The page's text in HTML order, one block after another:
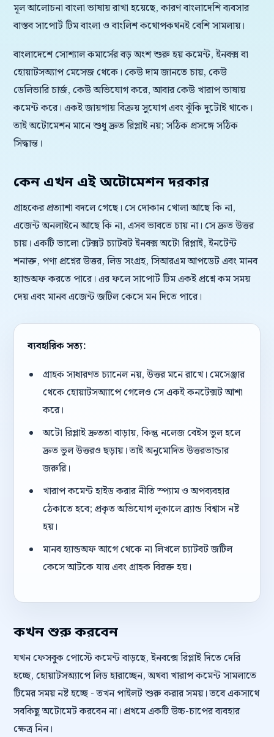
মূল আলোচনা বাংলা ভাষায় রাখা হয়েছে, কারণ বাংলাদেশি ব্যবসার
বাস্তব সাপোর্ট টিম বাংলা ও বাংলিশ কথোপকথনই বেশি সামলায়।
বাংলাদেশে সোশ্যাল কমার্সের বড় অংশ শুরু হয় কমেন্ট, ইনবক্স বা
হোয়াটসঅ্যাপ মেসেজ থেকে। কেউ দাম জানতে চায়, কেউ
ডেলিভারি চার্জ, কেউ অভিযোগ করে, আবার কেউ খারাপ ভাষায়
কমেন্ট করে। একই জায়গায় বিক্রয় সুযোগ এবং ঝুঁকি দুটোই থাকে।
তাই অটোমেশন মানে শুধু দ্রুত রিপ্লাই নয়; সঠিক প্রসঙ্গে সঠিক
সিদ্ধান্ত।
কেন এখন এই অটোমেশন দরকার
গ্রাহকের প্রত্যাশা বদলে গেছে। সে দোকান খোলা আছে কি না,
এজেন্ট অনলাইনে আছে কি না, এসব ভাবতে চায় না। সে দ্রুত উত্তর
চায়। একটি ভালো টেক্সট চ্যাটবট ইনবক্স অটো রিপ্লাই, ইনটেন্ট
শনাক্ত, পণ্য প্রশ্নের উত্তর, লিড সংগ্রহ, সিআরএম আপডেট এবং মানব
হ্যান্ডঅফ করতে পারে। এর ফলে সাপোর্ট টিম একই প্রশ্নে কম সময়
দেয় এবং মানব এজেন্ট জটিল কেসে মন দিতে পারে।
ব্যবহারিক সত্য:
গ্রাহক সাধারণত চ্যানেল নয়, উত্তর মনে রাখে। মেসেঞ্জার
থেকে হোয়াটসঅ্যাপে গেলেও সে একই কনটেক্সট আশা
করে।
অটো রিপ্লাই দ্রুততা বাড়ায়, কিন্তু নলেজ বেইস ভুল হলে
দ্রুত ভুল উত্তরও ছড়ায়। তাই অনুমোদিত উত্তরভান্ডার
জরুরি।
খারাপ কমেন্ট হাইড করার নীতি স্প্যাম ও অপব্যবহার
ঠেকাতে হবে; প্রকৃত অভিযোগ লুকালে ব্র্যান্ড বিশ্বাস নষ্ট
হয়।
মানব হ্যান্ডঅফ আগে থেকে না লিখলে চ্যাটবট জটিল
কেসে আটকে যায় এবং গ্রাহক বিরক্ত হয়।
কখন শুরু করবেন
যখন ফেসবুক পোস্টে কমেন্ট বাড়ছে, ইনবক্সে রিপ্লাই দিতে দেরি
হচ্ছে, হোয়াটসঅ্যাপে লিড হারাচ্ছেন, অথবা খারাপ কমেন্ট সামলাতে
টিমের সময় নষ্ট হচ্ছে - তখন পাইলট শুরু করার সময়। তবে একসাথে
সবকিছু অটোমেট করবেন না। প্রথমে একটি উচ্চ-চাপের ব্যবহার
ক্ষেত্র নিন।